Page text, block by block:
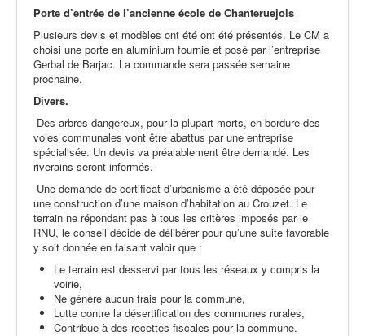
Porte d’entrée de l’ancienne école de Chanteruejols
Plusieurs devis et modèles ont été ont été présentés. Le CM a
choisi une porte en aluminium fournie et posé par l’entreprise
Gerbal de Barjac. La commande sera passée semaine
prochaine.
Divers.
-Des arbres dangereux, pour la plupart morts, en bordure des
voies communales vont être abattus par une entreprise
spécialisée. Un devis va préalablement être demandé. Les
riverains seront informés.
-Une demande de certificat d’urbanisme a été déposée pour
une construction d’une maison d’habitation au Crouzet. Le
terrain ne répondant pas à tous les critères imposés par le
RNU, le conseil décide de délibérer pour qu’une suite favorable
y soit donnée en faisant valoir que :
Le terrain est desservi par tous les réseaux y compris la
voirie,
Ne génère aucun frais pour la commune,
Lutte contre la désertification des communes rurales,
Contribue à des recettes fiscales pour la commune.